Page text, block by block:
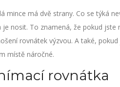
mince má dvě strany. Co se týká
nosit. To znamená, že pokud
rovnátek výzvou. A také,
místě náročné.
rovnátka